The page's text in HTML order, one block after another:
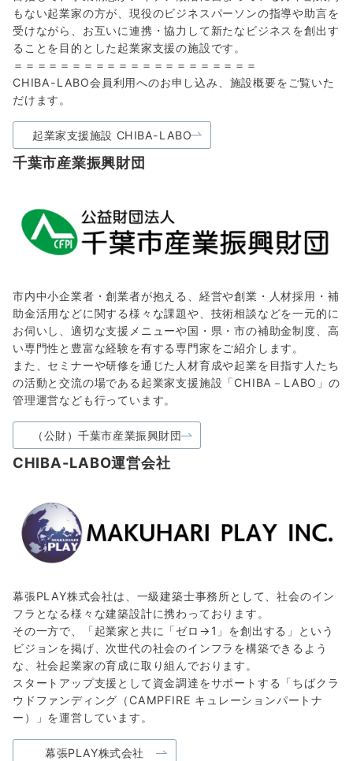
もない起業家の方が、現役のビジネスパーソンの指導や助言を
受けながら、お互いに連携・協力して新たなビジネスを創出す
ることを目的とした起業家支援の施設です。
＝＝＝＝＝＝＝＝＝＝＝＝＝＝＝＝＝＝＝＝＝
CHIBA-LABO会員利用へのお申し込み、施設概要をご覧いた
だけます。
起業家支援施設 CHIBA-LABO
千葉市産業振興財団
市内中小企業者・創業者が抱える、経営や創業・人材採用・補
助金活用などに関する様々な課題や、技術相談などを一元的に
お伺いし、適切な支援メニューや国・県・市の補助金制度、高
い専門性と豊富な経験を有する専門家をご紹介します。
また、セミナーや研修を通じた人材育成や起業を目指す人たち
の活動と交流の場である起業家支援施設「CHIBA－LABO」の
管理運営なども行っています。
（公財）千葉市産業振興財団
CHIBA-LABO運営会社
幕張PLAY株式会社は、一級建築士事務所として、社会のイン
フラとなる様々な建築設計に携わっております。
その一方で、「起業家と共に「ゼロ→1」を創出する」という
ビジョンを掲げ、次世代の社会のインフラを構築できるよう
な、社会起業家の育成に取り組んでおります。
スタートアップ支援として資金調達をサポートする「ちばクラ
ウドファンディング（CAMPFIRE キュレーションパートナ
ー）」を運営しています。
幕張PLAY株式会社